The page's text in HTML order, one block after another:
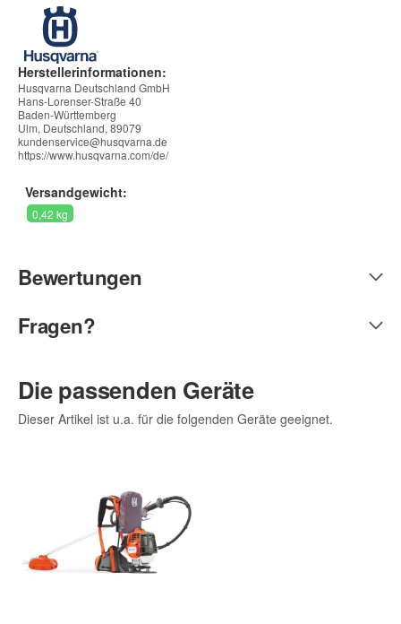
Herstellerinformationen:
Husqvarna Deutschland GmbH
Hans-Lorenser-Straße 40
Baden-Württemberg
Ulm, Deutschland, 89079
kundenservice@husqvarna.de
https://www.husqvarna.com/de/
Versandgewicht:
0,42 kg
Bewertungen
Fragen?
Die passenden Geräte
Dieser Artikel ist u.a. für die folgenden Geräte geeignet.